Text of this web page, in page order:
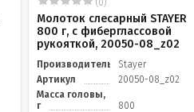
(0)
Молоток слесарный STAYER
800 г, с фиберглассовой
рукояткой, 20050-08_z02
Производитель
Stayer
Артикул
20050-08_z02
Масса головы,
г
800